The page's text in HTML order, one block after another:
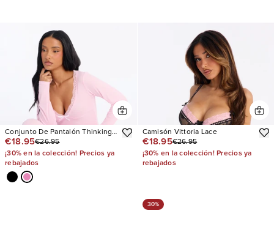
Conjunto De Pantalón Thinking
Of You Ribbed Long Sleeve PJ
€18.95€26.95
¡30% en la colección! Precios ya
rebajados
Camisón Vittoria Lace
€18.95€26.95
¡30% en la colección! Precios ya
rebajados
30%